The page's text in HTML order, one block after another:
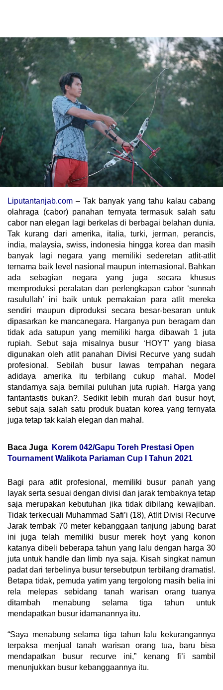
Liputantanjab.com – Tak banyak yang tahu kalau cabang
olahraga (cabor) panahan ternyata termasuk salah satu
cabor nan elegan lagi berkelas di berbagai belahan dunia.
Tak kurang dari amerika, italia, turki, jerman, perancis,
india, malaysia, swiss, indonesia hingga korea dan masih
banyak lagi negara yang memiliki sederetan atlit-atlit
ternama baik level nasional maupun internasional. Bahkan
ada sebagian negara yang juga secara khusus
memproduksi peralatan dan perlengkapan cabor ‘sunnah
rasulullah’ ini baik untuk pemakaian para atlit mereka
sendiri maupun diproduksi secara besar-besaran untuk
dipasarkan ke mancanegara. Harganya pun beragam dan
tidak ada satupun yang memiliki harga dibawah 1 juta
rupiah. Sebut saja misalnya busur ‘HOYT’ yang biasa
digunakan oleh atlit panahan Divisi Recurve yang sudah
profesional. Sebilah busur lawas tempahan negara
adidaya amerika itu terbilang cukup mahal. Model
standarnya saja bernilai puluhan juta rupiah. Harga yang
fantantastis bukan?. Sedikit lebih murah dari busur hoyt,
sebut saja salah satu produk buatan korea yang ternyata
juga tetap tak kalah elegan dan mahal.
Baca Juga
Korem 042/Gapu Toreh Prestasi Open
Tournament Walikota Pariaman Cup I Tahun 2021
Bagi para atlit profesional, memiliki busur panah yang
layak serta sesuai dengan divisi dan jarak tembaknya tetap
saja merupakan kebutuhan jika tidak dibilang kewajiban.
Tidak terkecuali Muhammad Safi’i (18), Atlit Divisi Recurve
Jarak tembak 70 meter kebanggaan tanjung jabung barat
ini juga telah memiliki busur merek hoyt yang konon
katanya dibeli beberapa tahun yang lalu dengan harga 30
juta untuk handle dan limb nya saja. Kisah singkat namun
padat dari terbelinya busur tersebutpun terbilang dramatis!.
Betapa tidak, pemuda yatim yang tergolong masih belia ini
rela melepas sebidang tanah warisan orang tuanya
ditambah menabung selama tiga tahun untuk
mendapatkan busur idamanannya itu.
“Saya menabung selama tiga tahun lalu kekurangannya
terpaksa menjual tanah warisan orang tua, baru bisa
mendapatkan busur recurve ini,” kenang fi’i sambil
menunjukkan busur kebanggaannya itu.